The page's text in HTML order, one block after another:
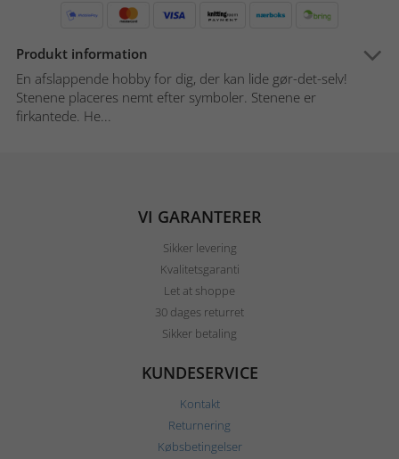
Produkt information
En afslappende hobby for dig, der kan lide gør-det-selv!
Stenene placeres nemt efter symboler. Stenene er
firkantede. He...
VI GARANTERER
Sikker levering
Kvalitetsgaranti
Let at shoppe
30 dages returret
Sikker betaling
KUNDESERVICE
Kontakt
Returnering
Købsbetingelser